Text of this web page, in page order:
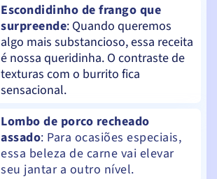
Escondidinho de frango que
surpreende: Quando queremos
algo mais substancioso, essa receita
é nossa queridinha. O contraste de
texturas com o burrito fica
sensacional.
Lombo de porco recheado
assado: Para ocasiões especiais,
essa beleza de carne vai elevar
seu jantar a outro nível.